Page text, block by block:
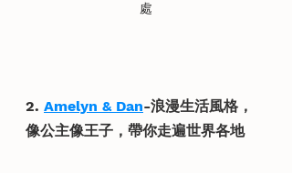
處
2. Amelyn & Dan-浪漫生活風格，
像公主像王子，帶你走遍世界各地